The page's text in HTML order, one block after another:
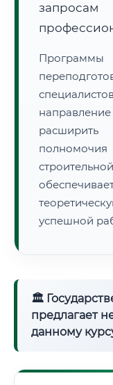
Расчет логистики
• Маршрут транзита: ~2
📜 Документы и
успешной
🏛
предлагает
данному